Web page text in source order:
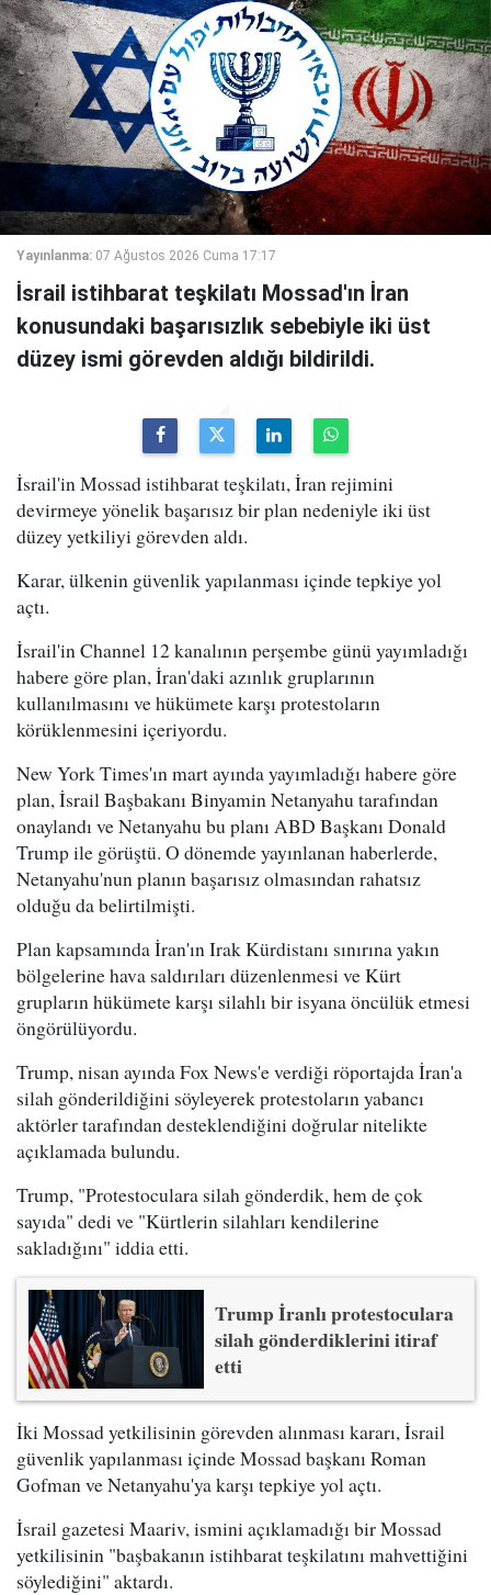
Yayınlanma: 07 Ağustos 2026 Cuma 17:17
İsrail istihbarat teşkilatı Mossad'ın İran
konusundaki başarısızlık sebebiyle iki üst
düzey ismi görevden aldığı bildirildi.
İsrail'in Mossad istihbarat teşkilatı, İran rejimini
devirmeye yönelik başarısız bir plan nedeniyle iki üst
düzey yetkiliyi görevden aldı.
Karar, ülkenin güvenlik yapılanması içinde tepkiye yol
açtı.
İsrail'in Channel 12 kanalının perşembe günü yayımladığı
habere göre plan, İran'daki azınlık gruplarının
kullanılmasını ve hükümete karşı protestoların
körüklenmesini içeriyordu.
New York Times'ın mart ayında yayımladığı habere göre
plan, İsrail Başbakanı Binyamin Netanyahu tarafından
onaylandı ve Netanyahu bu planı ABD Başkanı Donald
Trump ile görüştü. O dönemde yayınlanan haberlerde,
Netanyahu'nun planın başarısız olmasından rahatsız
olduğu da belirtilmişti.
Plan kapsamında İran'ın Irak Kürdistanı sınırına yakın
bölgelerine hava saldırıları düzenlenmesi ve Kürt
grupların hükümete karşı silahlı bir isyana öncülük etmesi
öngörülüyordu.
Trump, nisan ayında Fox News'e verdiği röportajda İran'a
silah gönderildiğini söyleyerek protestoların yabancı
aktörler tarafından desteklendiğini doğrular nitelikte
açıklamada bulundu.
Trump, "Protestoculara silah gönderdik, hem de çok
sayıda" dedi ve "Kürtlerin silahları kendilerine
sakladığını" iddia etti.
Trump İranlı protestoculara
silah gönderdiklerini itiraf
etti
İki Mossad yetkilisinin görevden alınması kararı, İsrail
güvenlik yapılanması içinde Mossad başkanı Roman
Gofman ve Netanyahu'ya karşı tepkiye yol açtı.
İsrail gazetesi Maariv, ismini açıklamadığı bir Mossad
yetkilisinin "başbakanın istihbarat teşkilatını mahvettiğini
söylediğini" aktardı.